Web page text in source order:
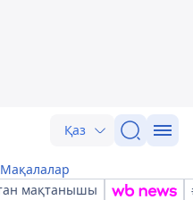
Қаз
Мақалалар
мақтанышы